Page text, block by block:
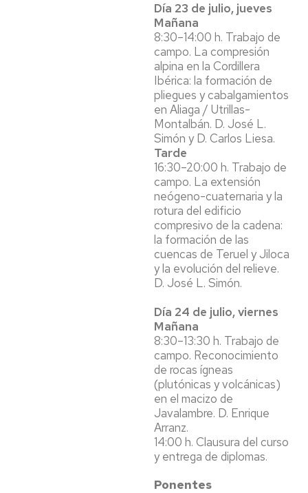
Día 23 de julio, jueves
Mañana
8:30–14:00 h. Trabajo de
campo. La compresión
alpina en la Cordillera
Ibérica: la formación de
pliegues y cabalgamientos
en Aliaga / Utrillas-
Montalbán. D. José L.
Simón y D. Carlos Liesa.
Tarde
16:30–20:00 h. Trabajo de
campo. La extensión
neógeno-cuaternaria y la
rotura del edificio
compresivo de la cadena:
la formación de las
cuencas de Teruel y Jiloca
y la evolución del relieve.
D. José L. Simón.
Día 24 de julio, viernes
Mañana
8:30–13:30 h. Trabajo de
campo. Reconocimiento
de rocas ígneas
(plutónicas y volcánicas)
en el macizo de
Javalambre. D. Enrique
Arranz.
14:00 h. Clausura del curso
y entrega de diplomas.
Ponentes